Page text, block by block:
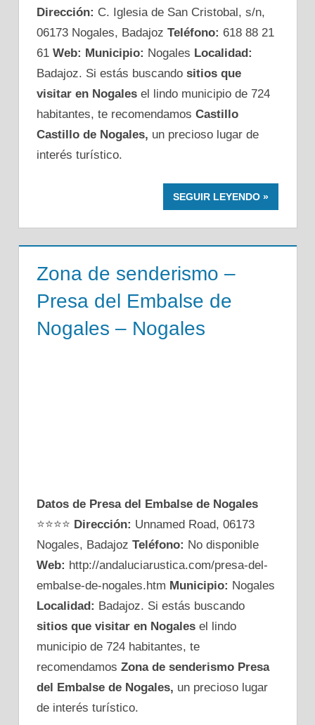
Dirección: C. Iglesia de San Cristobal, s/n,
06173 Nogales, Badajoz Teléfono: 618 88 21
61 Web: Municipio: Nogales Localidad:
Badajoz. Si estás buscando sitios que
visitar en Nogales el lindo municipio de 724
habitantes, te recomendamos Castillo
Castillo de Nogales, un precioso lugar de
interés turístico.
SEGUIR LEYENDO
Zona de senderismo –
Presa del Embalse de
Nogales – Nogales
Datos de Presa del Embalse de Nogales
⭐⭐⭐⭐ Dirección: Unnamed Road, 06173
Nogales, Badajoz Teléfono: No disponible
Web: http://andaluciarustica.com/presa-del-
embalse-de-nogales.htm Municipio: Nogales
Localidad: Badajoz. Si estás buscando
sitios que visitar en Nogales el lindo
municipio de 724 habitantes, te
recomendamos Zona de senderismo Presa
del Embalse de Nogales, un precioso lugar
de interés turístico.